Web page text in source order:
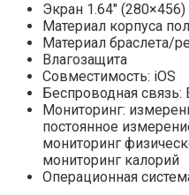
Экран 1.64″ (280×456)
Материал корпуса
Материал браслета/
Влагозащита
Совместимость: iOS
Беспроводная связь:
Мониторинг:
постоянное
мониторинг
мониторинг калорий
Операционная